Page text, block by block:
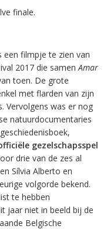
finale.
een filmpje te zien van
2017 die samenAmar
toen. De grote
met flarden van zijn
Vervolgens was er nog
natuurdocumentaries
gezelschapsspel
drie van de zes al
Sílvia Alberto en
volgorde bekend.
te hebben
jaar niet in beeld bij de
Belgische